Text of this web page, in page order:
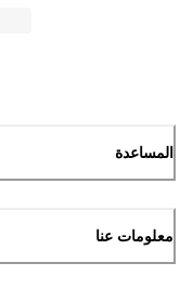
المساعدة
معلومات عنا